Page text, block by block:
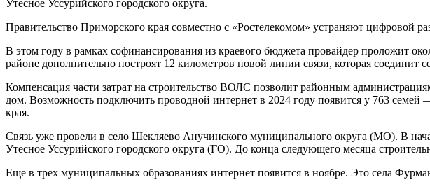
Утесное Уссурийского городского округа.
Правительство Приморского края совместно с «Ростелекомом» устраняют
В этом году в рамках софинансирования из краевого бюджета провайдер проложит
районе дополнительно построят 12 километров новой линии связи, которая
Компенсация части затрат на строительство ВОЛС позволит районным
дом. Возможность подключить проводной интернет в 2024 году появится у 763
края.
Связь уже провели в село Шекляево Анучинского муниципального округа (МО). В
Утесное Уссурийского городского округа (ГО). До конца следующего месяца
Еще в трех муниципальных образованиях интернет появится в ноябре. Это села